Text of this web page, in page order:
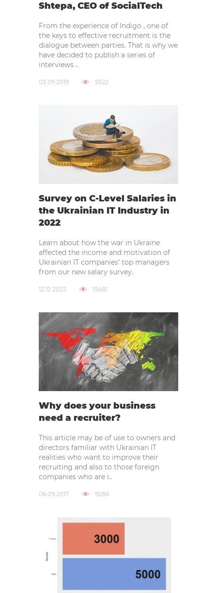
Shtepa, CEO of SocialTech
From the experience of Indigo , one of
the keys to effective recruitment is the
dialogue between parties. That is why we
have decided to publish a series of
interviews ..
03.09.2019 9322
Survey on C-Level Salaries in
the Ukrainian IT Industry in
2022
Learn about how the war in Ukraine
affected the income and motivation of
Ukrainian IT companies’ top managers
from our new salary survey.
12.12.2022 19481
Why does your business
need a recruiter?
This article may be of use to owners and
directors familiar with Ukrainian IT
realities who want to improve their
recruiting and also to those foreign
companies who are i..
06.09.2017 9286